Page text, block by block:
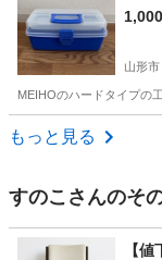
山形市
MEIHOのハードタイプの
山形 山形市
もっと見る
すのこ さんのそ
【